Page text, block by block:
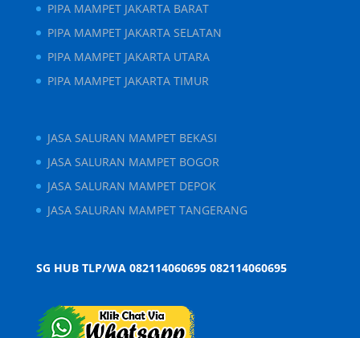
PIPA MAMPET JAKARTA BARAT
PIPA MAMPET JAKARTA SELATAN
PIPA MAMPET JAKARTA UTARA
PIPA MAMPET JAKARTA TIMUR
JASA SALURAN MAMPET BEKASI
JASA SALURAN MAMPET BOGOR
JASA SALURAN MAMPET DEPOK
JASA SALURAN MAMPET TANGERANG
SG HUB TLP/WA 082114060695 082114060695